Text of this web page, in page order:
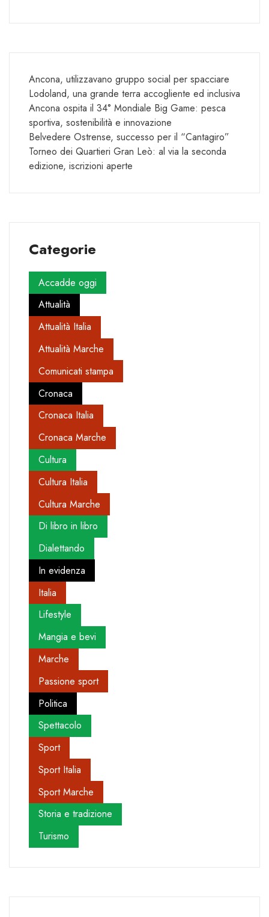
Ancona, utilizzavano gruppo social per spacciare
Lodoland, una grande terra accogliente ed inclusiva
Ancona ospita il 34° Mondiale Big Game: pesca
sportiva, sostenibilità e innovazione
Belvedere Ostrense, successo per il “Cantagiro”
Torneo dei Quartieri Gran Leò: al via la seconda
edizione, iscrizioni aperte
Categorie
Accadde oggi
Attualità
Attualità Italia
Attualità Marche
Comunicati stampa
Cronaca
Cronaca Italia
Cronaca Marche
Cultura
Cultura Italia
Cultura Marche
Di libro in libro
Dialettando
In evidenza
Italia
Lifestyle
Mangia e bevi
Marche
Passione sport
Politica
Spettacolo
Sport
Sport Italia
Sport Marche
Storia e tradizione
Turismo